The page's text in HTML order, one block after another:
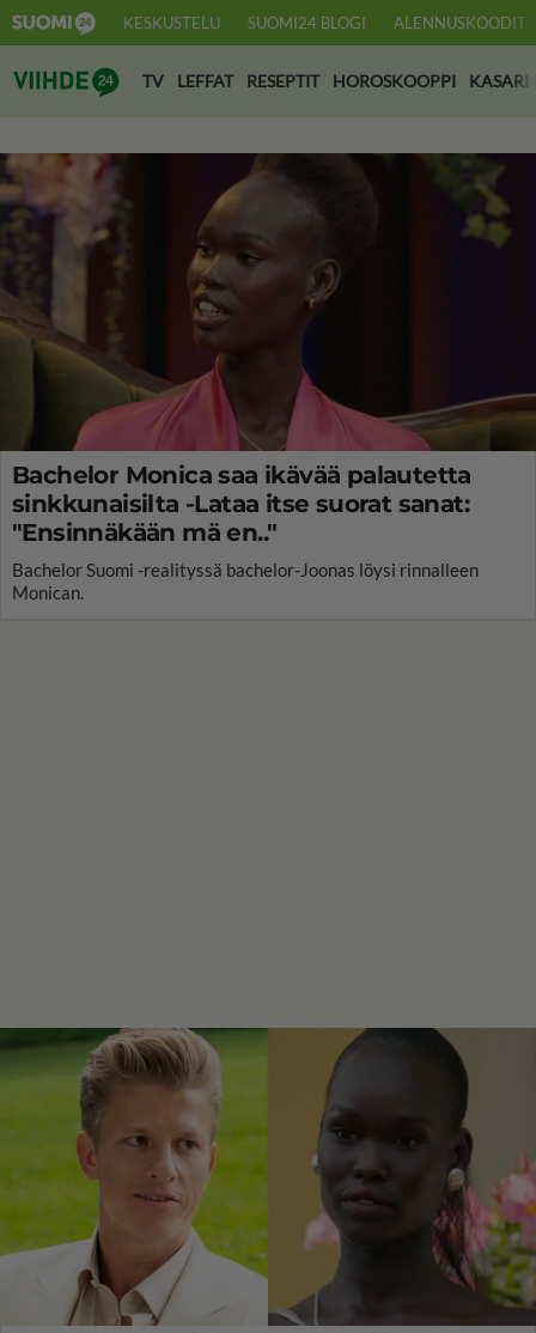
KESKUSTELU SUOMI24 BLOGI ALENNUSKOODIT
Suomi24 Viihde
TV LEFFAT RESEPTIT HOROSKOOPPI KASARI
Bachelor Monica saa ikävää palautetta
sinkkunaisilta -Lataa itse suorat sanat:
"Ensinnäkään mä en.."
Bachelor Suomi -realityssä bachelor-Joonas löysi rinnalleen
Monican.